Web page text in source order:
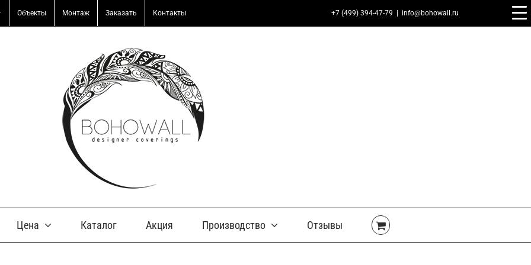
Объекты Монтаж Заказать Контакты +7 (499) 394-47-79 info@bohowall.ru
Цена Каталог Акция Производство Отзывы